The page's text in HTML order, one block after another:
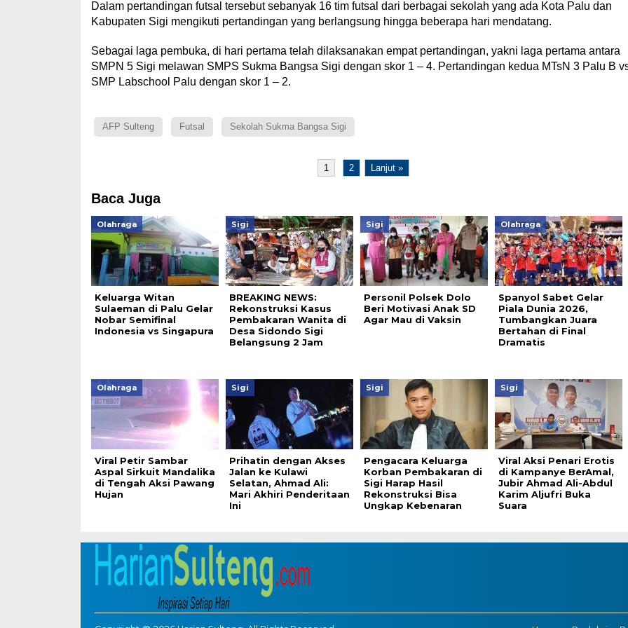
Dalam pertandingan futsal tersebut sebanyak 16 tim futsal dari berbagai sekolah yang ada Kota Palu dan
Kabupaten Sigi mengikuti pertandingan yang berlangsung hingga beberapa hari mendatang.
Sebagai laga pembuka, di hari pertama telah dilaksanakan empat pertandingan, yakni laga pertama antara
SMPN 5 Sigi melawan SMPS Sukma Bangsa Sigi dengan skor 1 – 4. Pertandingan kedua MTsN 3 Palu B
SMP Labschool Palu dengan skor 1 – 2.
AFP Sulteng Futsal Sekolah Sukma Bangsa Sigi
1 2 Lanjut »
Baca Juga
Olahraga
Keluarga Witan
Sulaeman di Palu Gelar
Nobar Semifinal
Indonesia vs Singapura
Sigi
BREAKING NEWS:
Rekonstruksi Kasus
Pembakaran Wanita di
Desa Sidondo Sigi
Belangsung 2 Jam
Sigi
Personil Polsek Dolo
Beri Motivasi Anak SD
Agar Mau di Vaksin
Olahraga
Spanyol Sabet Gelar
Piala Dunia 2026,
Tumbangkan Juara
Bertahan di Final
Dramatis
Olahraga
Viral Petir Sambar
Aspal Sirkuit Mandalika
di Tengah Aksi Pawang
Hujan
Sigi
Prihatin dengan Akses
Jalan ke Kulawi
Selatan, Ahmad Ali:
Mari Akhiri Penderitaan
Ini
Sigi
Pengacara Keluarga
Korban Pembakaran di
Sigi Harap Hasil
Rekonstruksi Bisa
Ungkap Kebenaran
Sigi
Viral Aksi Penari Erotis
di Kampanye BerAmal,
Jubir Ahmad Ali-Abdul
Karim Aljufri Buka
Suara